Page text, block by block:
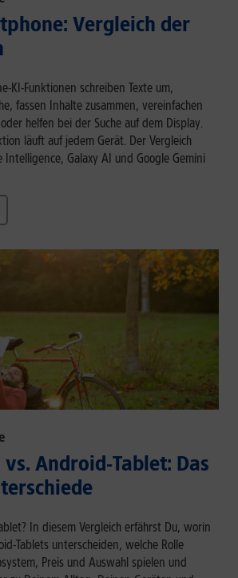
Vergleich der
KI-Funktionen schreiben Texte um,
fassen Inhalte zusammen, vereinfachen
helfen bei der Suche auf dem Display.
läuft auf jedem Gerät. Der Vergleich
Galaxy AI und Google Gemini
Android-Tablet: Das
In diesem Vergleich erfährst Du, worin
Tablets unterscheiden, welche Rolle
Preis und Auswahl spielen und